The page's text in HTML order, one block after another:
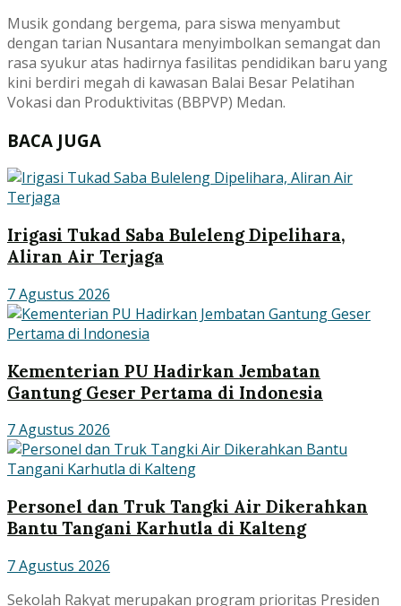
Musik gondang bergema, para siswa menyambut
dengan tarian Nusantara menyimbolkan semangat dan
rasa syukur atas hadirnya fasilitas pendidikan baru yang
kini berdiri megah di kawasan Balai Besar Pelatihan
Vokasi dan Produktivitas (BBPVP) Medan.
BACA JUGA
Irigasi Tukad Saba Buleleng Dipelihara,
Aliran Air Terjaga
7 Agustus 2026
Kementerian PU Hadirkan Jembatan
Gantung Geser Pertama di Indonesia
7 Agustus 2026
Personel dan Truk Tangki Air Dikerahkan
Bantu Tangani Karhutla di Kalteng
7 Agustus 2026
Sekolah Rakyat merupakan program prioritas Presiden